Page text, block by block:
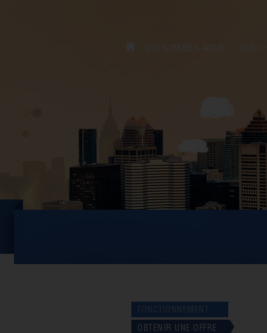
FONCTIONNEMENT
OBTENIR UNE OFFRE